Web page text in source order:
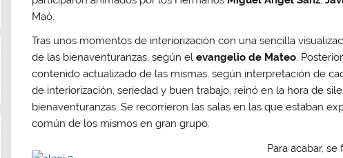
Maó.
Tras unos momentos de interiorización con una sencilla
de las bienaventuranzas, según elevangelio de Mateo.
contenido actualizado de las mismas, según interpretación de
de interiorización, seriedad y buen trabajo, reinó en la hora de
bienaventuranzas. Se recorrieron las salas en las que estaban
común de los mismos en gran grupo.
Para acabar,